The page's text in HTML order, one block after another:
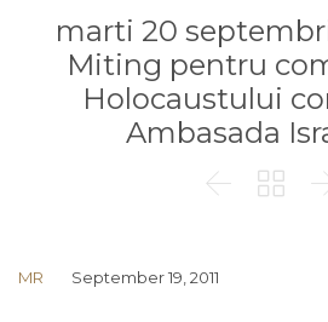
marti 20
Miting pentru
Holocaustului
Ambasada
 
MR September 19, 2011